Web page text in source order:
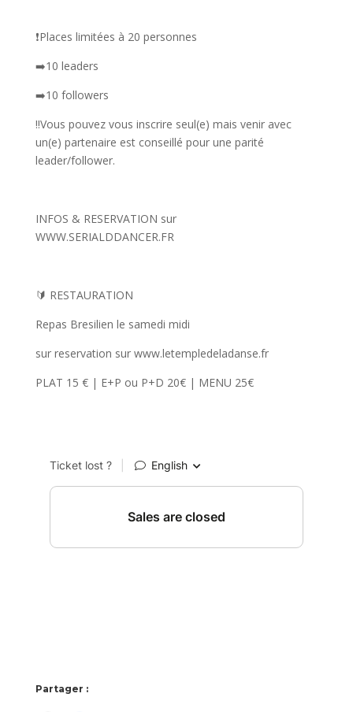
❗️Places limitées à 20 personnes
➡️10 leaders
➡️10 followers
‼️Vous pouvez vous inscrire seul(e) mais venir avec
un(e) partenaire est conseillé pour une parité
leader/follower.
INFOS & RESERVATION sur
WWW.SERIALDDANCER.FR
🔰 RESTAURATION
Repas Bresilien le samedi midi
sur reservation sur www.letempledeladanse.fr
PLAT 15 € | E+P ou P+D 20€ | MENU 25€
Partager :